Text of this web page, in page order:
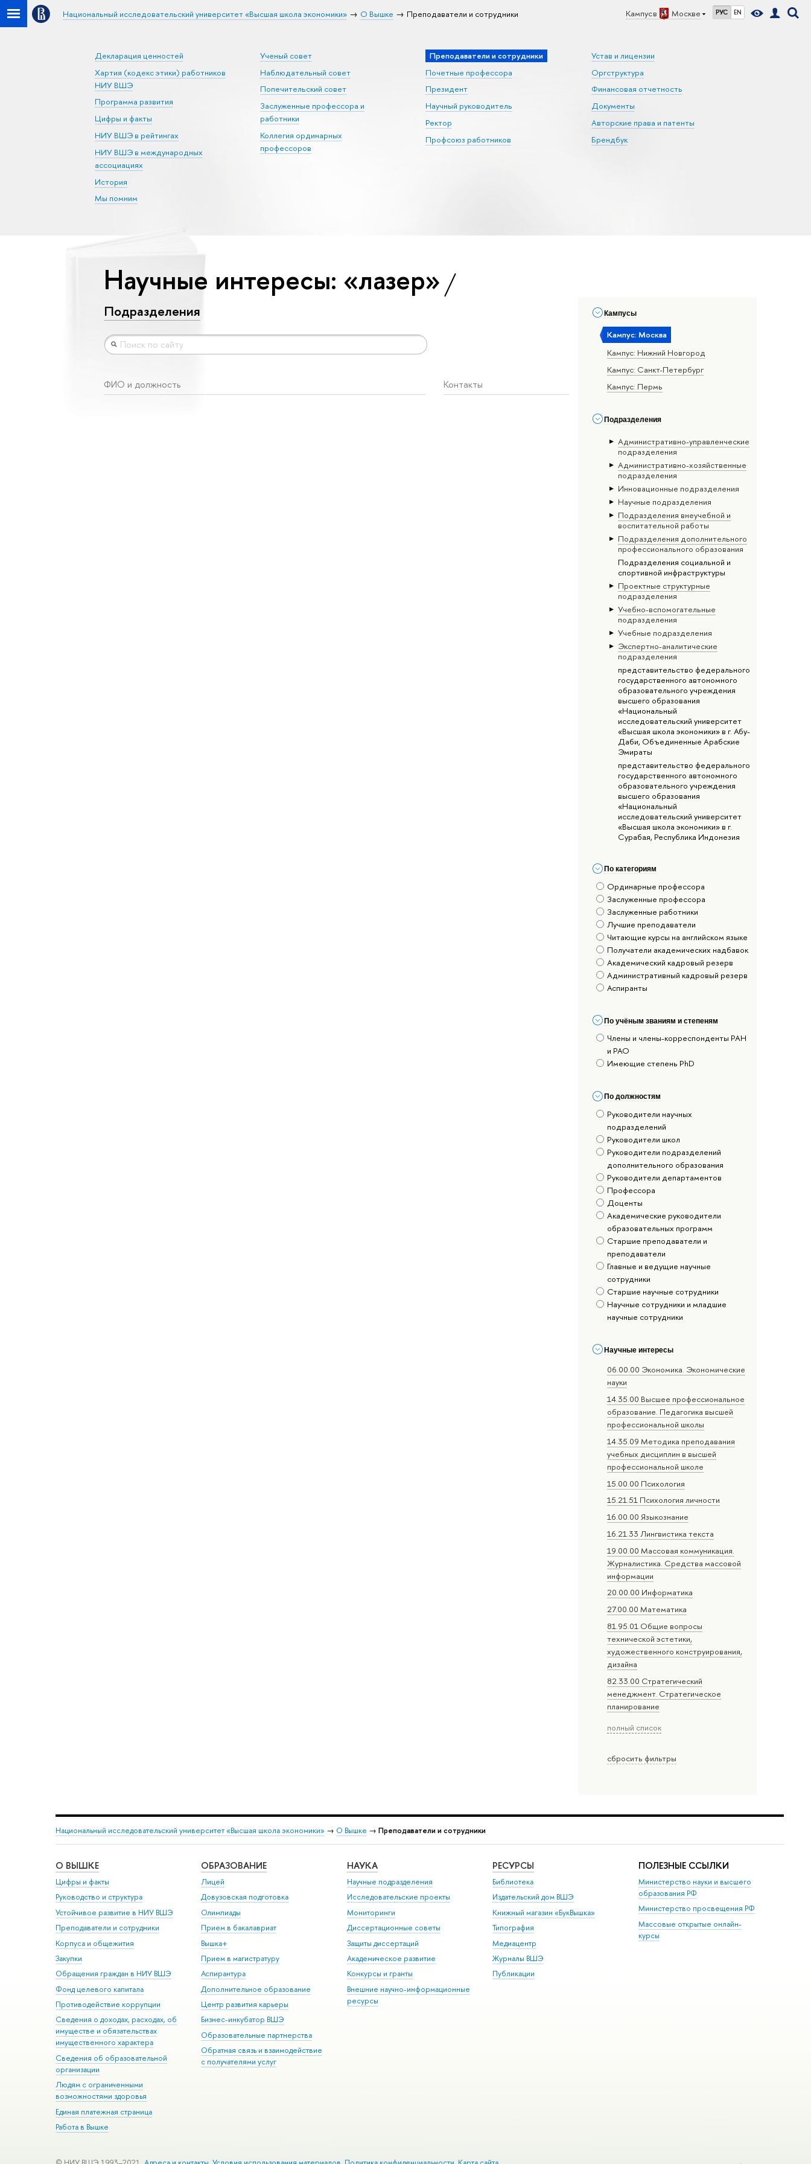
Кампус в Москве РУС EN
Национальный исследовательский университет «Высшая школа экономики» О Вышке Преподаватели и сотрудники
Декларация ценностей
Хартия (кодекс этики) работников
НИУ ВШЭ
Программа развития
Цифры и факты
НИУ ВШЭ в рейтингах
НИУ ВШЭ в международных
ассоциациях
История
Мы помним
Ученый совет
Наблюдательный совет
Попечительский совет
Заслуженные профессора и
работники
Коллегия ординарных
профессоров
Преподаватели и сотрудники
Почетные профессора
Президент
Научный руководитель
Ректор
Профсоюз работников
Устав и лицензии
Оргструктура
Финансовая отчетность
Документы
Авторские права и патенты
Брендбук
Кампусы
Кампус: Москва
Кампус: Нижний Новгород
Кампус: Санкт-Петербург
Кампус: Пермь
Подразделения
Административно-управленческие
подразделения
Административно-хозяйственные
подразделения
Инновационные подразделения
Научные подразделения
Подразделения внеучебной и
воспитательной работы
Подразделения дополнительного
профессионального образования
Подразделения социальной и
спортивной инфраструктуры
Проектные структурные
подразделения
Учебно-вспомогательные
подразделения
Учебные подразделения
Экспертно-аналитические
подразделения
представительство федерального
государственного автономного
образовательного учреждения
высшего образования
«Национальный
исследовательский университет
«Высшая школа экономики» в г. Абу-
Даби, Объединенные Арабские
Эмираты
представительство федерального
государственного автономного
образовательного учреждения
высшего образования
«Национальный
исследовательский университет
«Высшая школа экономики» в г.
Сурабая, Республика Индонезия
По категориям
Ординарные профессора
Заслуженные профессора
Заслуженные работники
Лучшие преподаватели
Читающие курсы на английском языке
Получатели академических надбавок
Академический кадровый резерв
Административный кадровый резерв
Аспиранты
По учёным званиям и степеням
Члены и члены-корреспонденты РАН
и РАО
Имеющие степень PhD
По должностям
Руководители научных
подразделений
Руководители школ
Руководители подразделений
дополнительного образования
Руководители департаментов
Профессора
Доценты
Академические руководители
образовательных программ
Старшие преподаватели и
преподаватели
Главные и ведущие научные
сотрудники
Старшие научные сотрудники
Научные сотрудники и младшие
научные сотрудники
Научные интересы
06.00.00 Экономика. Экономические
науки
14.35.00 Высшее профессиональное
образование. Педагогика высшей
профессиональной школы
14.35.09 Методика преподавания
учебных дисциплин в высшей
профессиональной школе
15.00.00 Психология
15.21.51 Психология личности
16.00.00 Языкознание
16.21.33 Лингвистика текста
19.00.00 Массовая коммуникация.
Журналистика. Средства массовой
информации
20.00.00 Информатика
27.00.00 Математика
81.95.01 Общие вопросы
технической эстетики,
художественного конструирования,
дизайна
82.33.00 Стратегический
менеджмент. Стратегическое
планирование
полный список
сбросить фильтры
Научные интересы: «лазер»
Подразделения
ФИО и должность Контакты
Национальный исследовательский университет «Высшая школа экономики» → О Вышке → Преподаватели и сотрудники
О ВЫШКЕ
Цифры и факты
Руководство и структура
Устойчивое развитие в НИУ ВШЭ
Преподаватели и сотрудники
Корпуса и общежития
Закупки
Обращения граждан в НИУ ВШЭ
Фонд целевого капитала
Противодействие коррупции
Сведения о доходах, расходах, об
имуществе и обязательствах
имущественного характера
Сведения об образовательной
организации
Людям с ограниченными
возможностями здоровья
Единая платежная страница
Работа в Вышке
ОБРАЗОВАНИЕ
Лицей
Довузовская подготовка
Олимпиады
Прием в бакалавриат
Вышка+
Прием в магистратуру
Аспирантура
Дополнительное образование
Центр развития карьеры
Бизнес-инкубатор ВШЭ
Образовательные партнерства
Обратная связь и взаимодействие
с получателями услуг
НАУКА
Научные подразделения
Исследовательские проекты
Мониторинги
Диссертационные советы
Защиты диссертаций
Академическое развитие
Конкурсы и гранты
Внешние научно-информационные
ресурсы
РЕСУРСЫ
Библиотека
Издательский дом ВШЭ
Книжный магазин «БукВышка»
Типография
Медиацентр
Журналы ВШЭ
Публикации
ПОЛЕЗНЫЕ ССЫЛКИ
Министерство науки и высшего
образования РФ
Министерство просвещения РФ
Массовые открытые онлайн-
курсы